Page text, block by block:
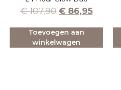
€107,90 € 86,95
Toevoegen aan
winkelwagen